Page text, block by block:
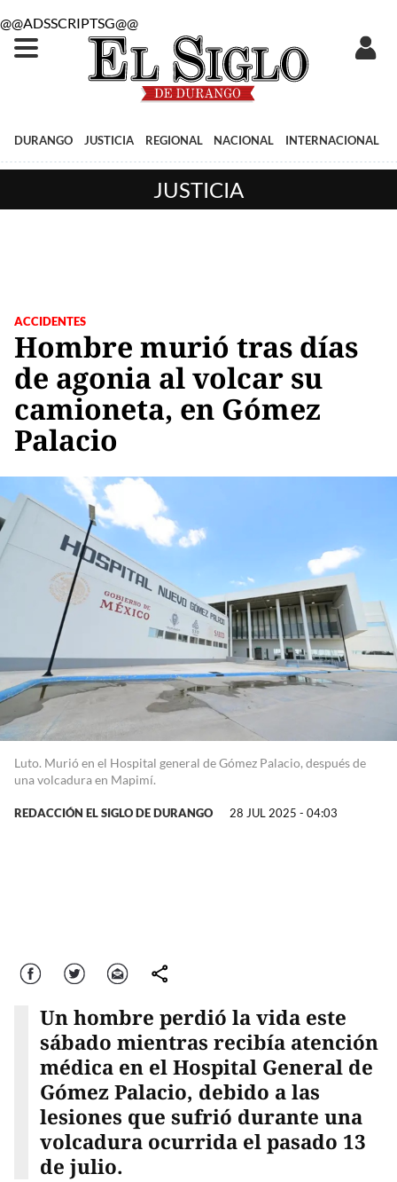
@@ADSSCRIPTSG@@
DURANGO JUSTICIA REGIONAL NACIONAL INTERNACIONAL
JUSTICIA
ACCIDENTES
Hombre murió tras días
de agonia al volcar su
camioneta, en Gómez
Palacio
Luto. Murió en el Hospital general de Gómez Palacio, después de
una volcadura en Mapimí.
REDACCIÓN EL SIGLO DE DURANGO 28 JUL 2025 - 04:03
Facebook Twitter Correo comparte
Un hombre perdió la vida este
sábado mientras recibía atención
médica en el Hospital General de
Gómez Palacio, debido a las
lesiones que sufrió durante una
volcadura ocurrida el pasado 13
de julio.